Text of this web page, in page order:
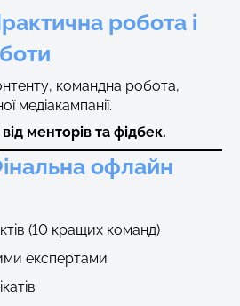
робота і
командна робота,
медіакампанії.
менторів та фідбек.
офлайн
(10 кращих команд)
експертами